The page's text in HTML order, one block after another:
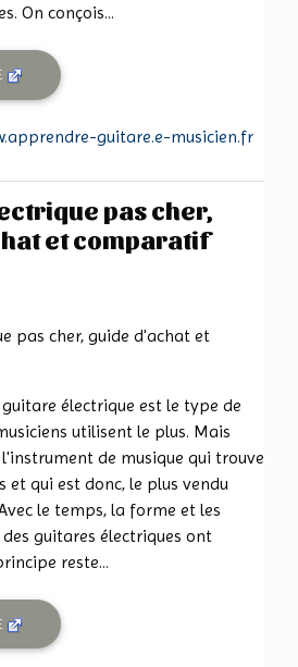
On conçois...
guitare.e-musicien.fr
pas cher,
et comparatif
pas cher, guide d'achat et
électrique est le type de
utilisent le plus. Mais
de musique qui trouve
et qui est donc, le plus vendu
le temps, la forme et les
guitares électriques ont
reste...